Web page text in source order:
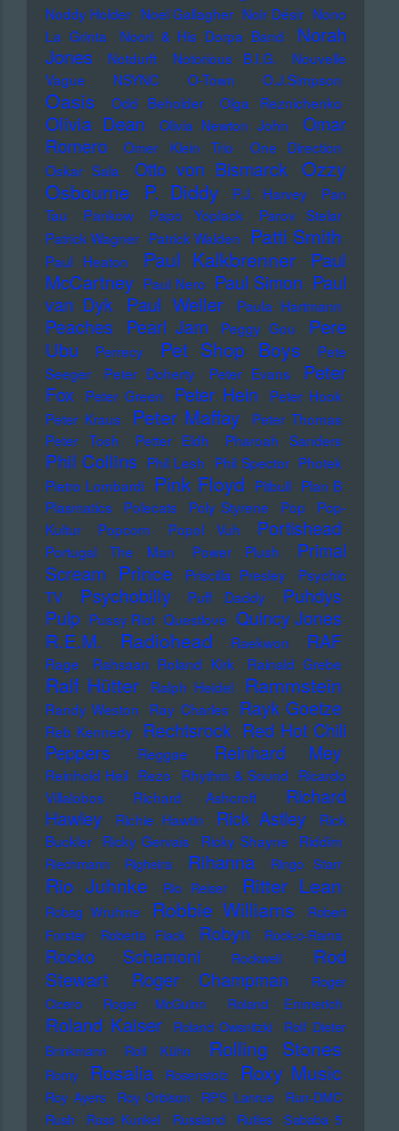
Noddy Holder Noel Gallagher Noir Désir Nono
La Grinta
Noori & His Dorpa Band
Norah
Jones
Notdurft Notorious B.I.G.
Nouvelle
Vague
NSYNC O-Town O.J.Simpson
Oasis Odd Beholder Olga Reznichenko
Olivia Dean Olivia Newton John
Omar
Romero
Omer Klein Trio
One Direction
Oskar Sala
Otto von Bismarck Ozzy
Osbourne
P. Diddy P.J. Harvey
Pan
Tau
Pankow Papo Yoplack
Parov Stelar
Patrick Wagner Patrick Walden Patti Smith
Paul Heaton Paul Kalkbrenner
Paul
McCartney Paul Nero Paul Simon Paul
van Dyk Paul Weller Paula Hartmann
Peaches Pearl Jam Peggy Gou
Pere
Ubu
Perrecy Pet Shop Boys
Pete
Seeger
Peter Doherty Peter Evans
Peter
Fox
Peter Green Peter Hein
Peter Hook
Peter Kraus
Peter Maffay
Peter Thomas
Peter Tosh
Petter Eldh Pharoah Sanders
Phil Collins Phil Lesh Phil Spector Photek
Pietro Lombardi
Pink Floyd Pitbull Plan B
Plasmatics
Polecats Poly Styrene Pop
Pop-
Kultur
Popcorn Popol Vuh Portishead
Portugal The Man Power Plush
Primal
Scream
Prince Priscilla Presley
Psychic
TV
Psychobilly Puff Daddy
Puhdys
Pulp Pussy Riot Questlove Quincy Jones
R.E.M. Radiohead Raekwon RAF
Rage Rahsaan Roland Kirk Rainald Grebe
Ralf Hütter Ralph Heidel Rammstein
Randy Weston Ray Charles Rayk Goetze
Reb Kennedy Rechtsrock Red Hot Chili
Peppers
Reggae Reinhard Mey
Reinhold Heil Rezo Rhythm & Sound Ricardo
Villalobos
Richard Ashcroft
Richard
Hawley
Richie Hawtin Rick Astley
Rick
Buckler
Ricky Gervais Ricky Shayne Riddim
Riechmann Righeira Rihanna Ringo Starr
Rio Juhnke Rio Reiser Ritter Lean
Robag Wruhme Robbie Williams
Robert
Forster
Roberta Flack Robyn Rock-o-Rama
Rocko Schamoni Rockwell
Rod
Stewart
Roger Champman
Roger
Cicero
Roger McGuinn Roland Emmerich
Roland Kaiser Roland Owsnitzki
Rolf Dieter
Brinkmann
Rolf Kühn Rolling Stones
Romy Rosalia Rosenstolz Roxy Music
Roy Ayers Roy Orbison RPS Lanrue
Run-DMC
Rush
Russ Kunkel Russland Rutles
Sababa 5